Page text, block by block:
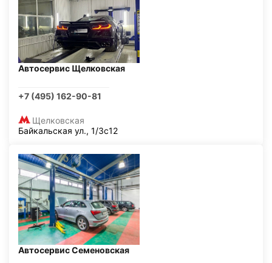
Автосервис Щелковская
+7 (495) 162-90-81
Щелковская
Байкальская ул., 1/3с12
Автосервис Семеновская